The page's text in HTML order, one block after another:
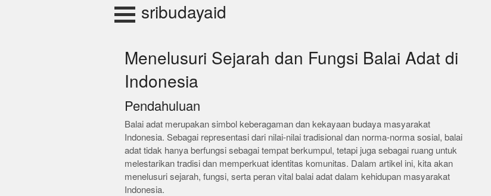
sribudayaid
Menelusuri Sejarah dan Fungsi Balai Adat di
Indonesia
Pendahuluan
Balai adat merupakan simbol keberagaman dan kekayaan budaya masyarakat
Indonesia. Sebagai representasi dari nilai-nilai tradisional dan norma-norma sosial, balai
adat tidak hanya berfungsi sebagai tempat berkumpul, tetapi juga sebagai ruang untuk
melestarikan tradisi dan memperkuat identitas komunitas. Dalam artikel ini, kita akan
menelusuri sejarah, fungsi, serta peran vital balai adat dalam kehidupan masyarakat
Indonesia.